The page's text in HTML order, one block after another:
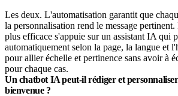
Les deux. L'automatisation garantit que
la personnalisation rend le message
plus efficace s'appuie sur un assistant IA qui
automatiquement selon la page, la langue et
pour allier échelle et pertinence sans avoir à
pour chaque cas.
Un chatbot IA peut-il rédiger et personnaliser
bienvenue ?